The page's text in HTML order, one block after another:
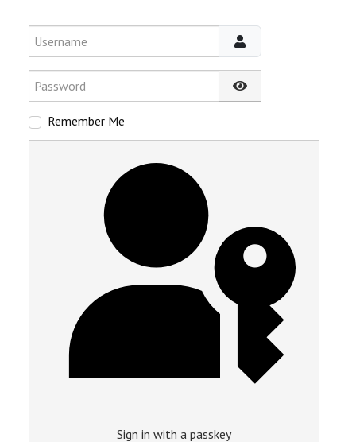
Username
Password
Show Password
Remember Me
Sign in with a passkey